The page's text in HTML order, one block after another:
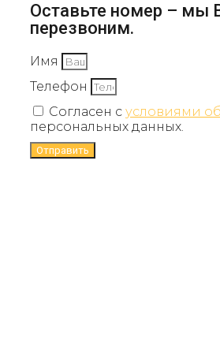
Оставьте номер – мы
перезвоним.
Имя
Телефон
Согласен с условиями
персональных данных.
Отправить